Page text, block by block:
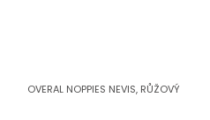
OVERAL NOPPIES NEVIS, RŮŽOVÝ